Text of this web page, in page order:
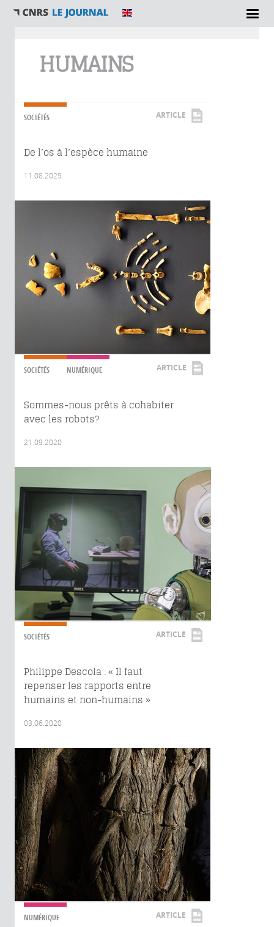
HUMAINS
SOCIÉTÉS ARTICLE
De l’os à l’espèce humaine
11.08.2025
SOCIÉTÉS NUMÉRIQUE ARTICLE
Sommes-nous prêts à cohabiter
avec les robots?
21.09.2020
SOCIÉTÉS ARTICLE
Philippe Descola : « Il faut
repenser les rapports entre
humains et non-humains »
03.06.2020
NUMÉRIQUE ARTICLE